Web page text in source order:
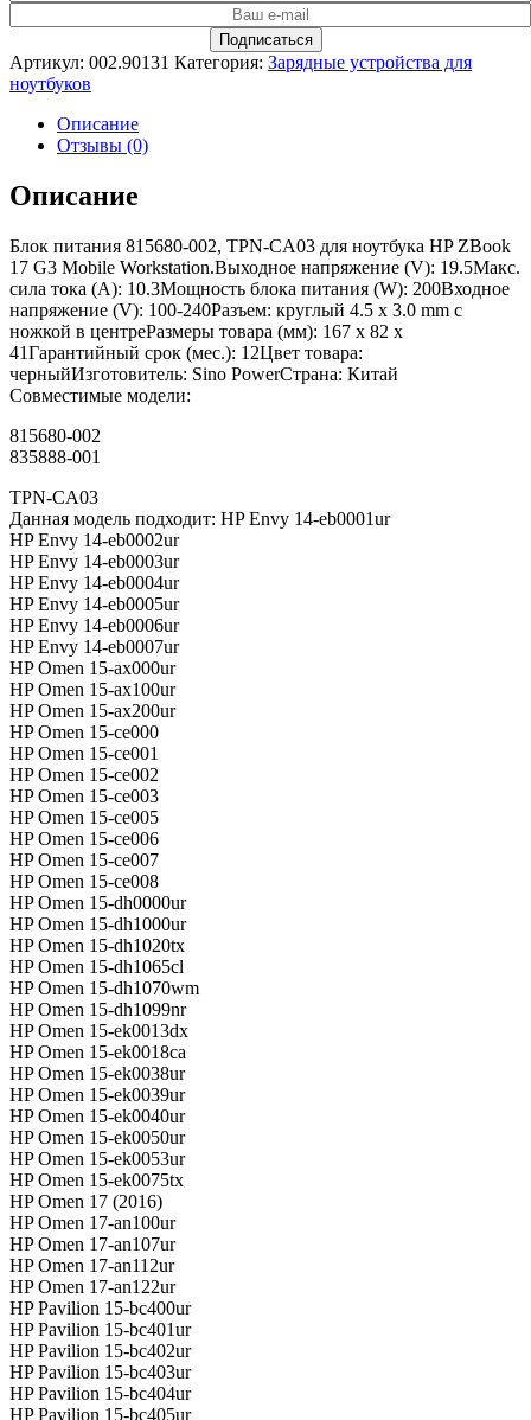
Артикул: 002.90131 Категория: Зарядные устройства для
ноутбуков
Описание
Отзывы (0)
Описание
Блок питания 815680-002, TPN-CA03 для ноутбука HP ZBook
17 G3 Mobile Workstation.Выходное напряжение (V): 19.5Макс.
сила тока (A): 10.3Мощность блока питания (W): 200Входное
напряжение (V): 100-240Разъем: круглый 4.5 x 3.0 mm с
ножкой в центреРазмеры товара (мм): 167 x 82 x
41Гарантийный срок (мес.): 12Цвет товара:
черныйИзготовитель: Sino PowerСтрана: Китай
Совместимые модели:
815680-002
835888-001
TPN-CA03
Данная модель подходит: HP Envy 14-eb0001ur
HP Envy 14-eb0002ur
HP Envy 14-eb0003ur
HP Envy 14-eb0004ur
HP Envy 14-eb0005ur
HP Envy 14-eb0006ur
HP Envy 14-eb0007ur
HP Omen 15-ax000ur
HP Omen 15-ax100ur
HP Omen 15-ax200ur
HP Omen 15-ce000
HP Omen 15-ce001
HP Omen 15-ce002
HP Omen 15-ce003
HP Omen 15-ce005
HP Omen 15-ce006
HP Omen 15-ce007
HP Omen 15-ce008
HP Omen 15-dh0000ur
HP Omen 15-dh1000ur
HP Omen 15-dh1020tx
HP Omen 15-dh1065cl
HP Omen 15-dh1070wm
HP Omen 15-dh1099nr
HP Omen 15-ek0013dx
HP Omen 15-ek0018ca
HP Omen 15-ek0038ur
HP Omen 15-ek0039ur
HP Omen 15-ek0040ur
HP Omen 15-ek0050ur
HP Omen 15-ek0053ur
HP Omen 15-ek0075tx
HP Omen 17 (2016)
HP Omen 17-an100ur
HP Omen 17-an107ur
HP Omen 17-an112ur
HP Omen 17-an122ur
HP Pavilion 15-bc400ur
HP Pavilion 15-bc401ur
HP Pavilion 15-bc402ur
HP Pavilion 15-bc403ur
HP Pavilion 15-bc404ur
HP Pavilion 15-bc405ur